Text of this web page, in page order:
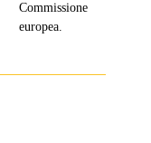
Commissione
europea.